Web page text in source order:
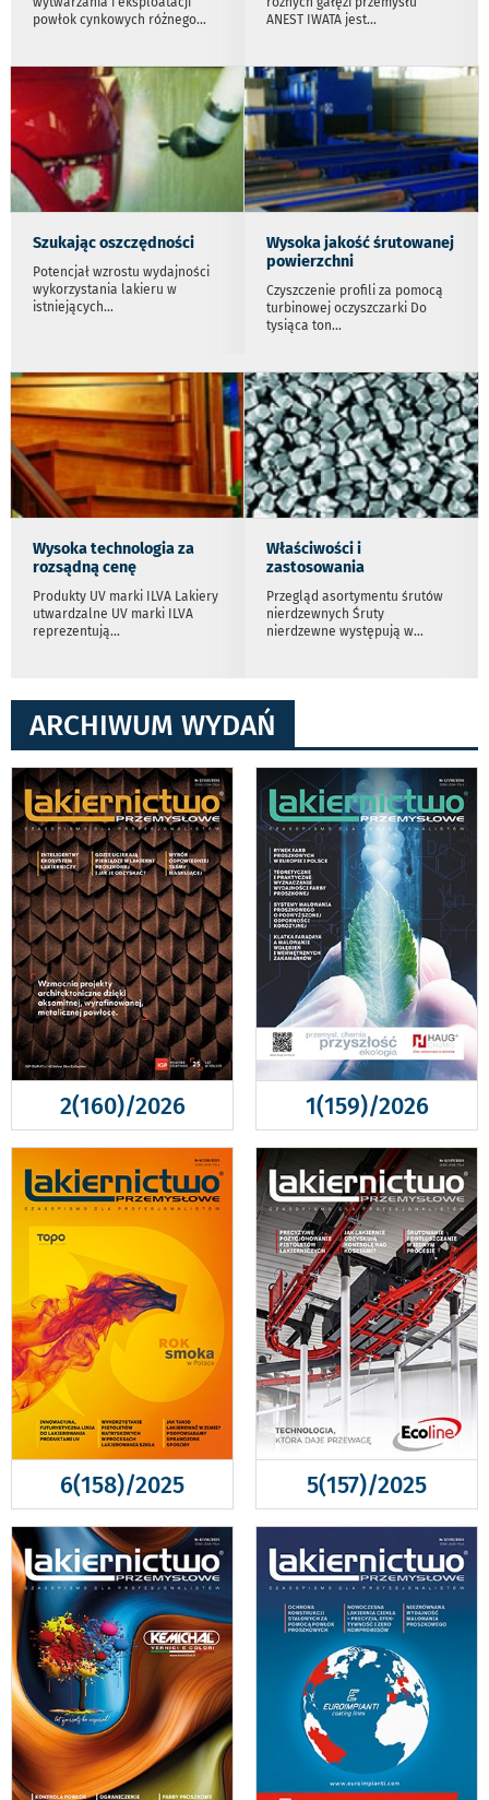
powłok cynkowych różnego...
ANEST IWATA jest...
Szukając oszczędności
Potencjał wzrostu wydajności
wykorzystania lakieru w
istniejących...
Wysoka jakość śrutowanej
powierzchni
Czyszczenie profili za pomocą
turbinowej oczyszczarki Do
tysiąca ton...
Wysoka technologia za
rozsądną cenę
Produkty UV marki ILVA Lakiery
utwardzalne UV marki ILVA
reprezentują...
Właściwości i
zastosowania
Przegląd asortymentu śrutów
nierdzewnych Śruty
nierdzewne występują w...
ARCHIWUM WYDAŃ
2(160)/2026 1(159)/2026
6(158)/2025 5(157)/2025